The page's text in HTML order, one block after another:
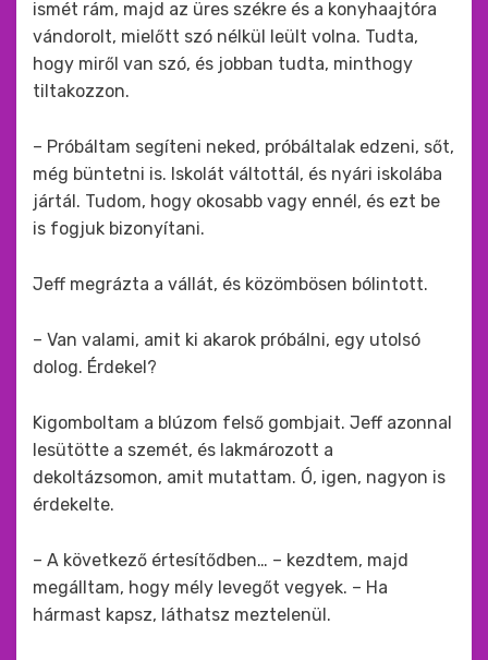
ismét rám, majd az üres székre és a konyhaajtóra
vándorolt, mielőtt szó nélkül leült volna. Tudta,
hogy miről van szó, és jobban tudta, minthogy
tiltakozzon.
– Próbáltam segíteni neked, próbáltalak edzeni, sőt,
még büntetni is. Iskolát váltottál, és nyári iskolába
jártál. Tudom, hogy okosabb vagy ennél, és ezt be
is fogjuk bizonyítani.
Jeff megrázta a vállát, és közömbösen bólintott.
– Van valami, amit ki akarok próbálni, egy utolsó
dolog. Érdekel?
Kigomboltam a blúzom felső gombjait. Jeff azonnal
lesütötte a szemét, és lakmározott a
dekoltázsomon, amit mutattam. Ó, igen, nagyon is
érdekelte.
– A következő értesítődben… – kezdtem, majd
megálltam, hogy mély levegőt vegyek. – Ha
hármast kapsz, láthatsz meztelenül.